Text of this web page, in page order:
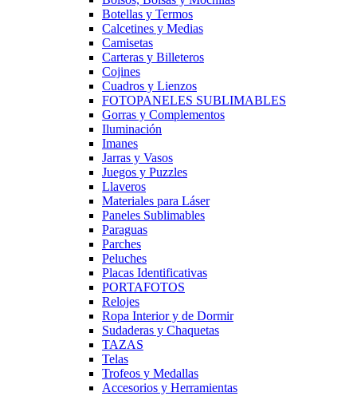
Botellas y Termos
Calcetines y Medias
Camisetas
Carteras y Billeteros
Cojines
Cuadros y Lienzos
FOTOPANELES SUBLIMABLES
Gorras y Complementos
Iluminación
Imanes
Jarras y Vasos
Juegos y Puzzles
Llaveros
Materiales para Láser
Paneles Sublimables
Paraguas
Parches
Peluches
Placas Identificativas
PORTAFOTOS
Relojes
Ropa Interior y de Dormir
Sudaderas y Chaquetas
TAZAS
Telas
Trofeos y Medallas
Accesorios y Herramientas